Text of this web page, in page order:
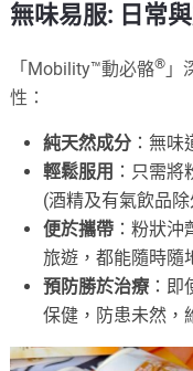
無味易服: 日常
「Mobility™動必骼® 」
性：
純天然成分 ：無
輕鬆服用 ：只需
(酒精及有氣飲品
便於攜帶 ：粉狀
旅遊，都能隨時隨
預防勝於治療 ：
保健，防患未然，